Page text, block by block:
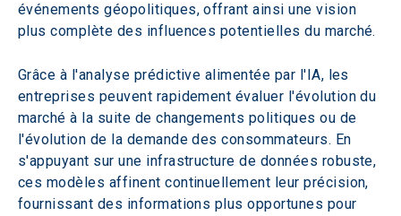
événements géopolitiques, offrant ainsi une vision
plus complète des influences potentielles du marché.
Grâce à l'analyse prédictive alimentée par l'IA, les
entreprises peuvent rapidement évaluer l'évolution du
marché à la suite de changements politiques ou de
l'évolution de la demande des consommateurs. En
s'appuyant sur une infrastructure de données robuste,
ces modèles affinent continuellement leur précision,
fournissant des informations plus opportunes pour